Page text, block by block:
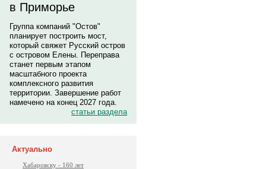
в Приморье
Группа компаний "Остов"
планирует построить мост,
который свяжет Русский остров
с островом Елены. Переправа
станет первым этапом
масштабного проекта
комплексного развития
территории. Завершение работ
намечено на конец 2027 года.
статьи раздела
Актуально
Хабаровску - 160 лет